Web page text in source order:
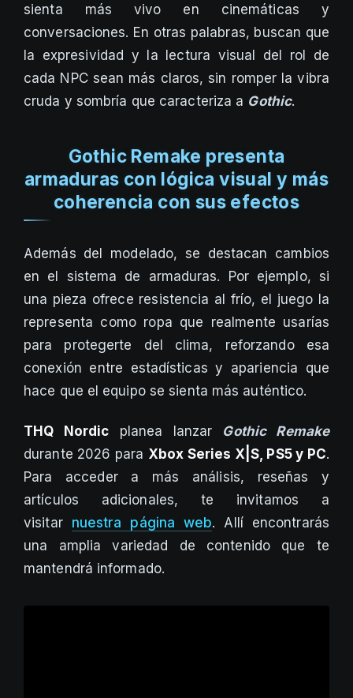
sienta más vivo en cinemáticas y
conversaciones. En otras palabras, buscan que
la expresividad y la lectura visual del rol de
cada NPC sean más claros, sin romper la vibra
cruda y sombría que caracteriza a Gothic.
Gothic Remake presenta
armaduras con lógica visual y más
coherencia con sus efectos
Además del modelado, se destacan cambios
en el sistema de armaduras. Por ejemplo, si
una pieza ofrece resistencia al frío, el juego la
representa como ropa que realmente usarías
para protegerte del clima, reforzando esa
conexión entre estadísticas y apariencia que
hace que el equipo se sienta más auténtico.
THQ Nordic planea lanzar Gothic Remake
durante 2026 para Xbox Series X|S, PS5 y PC.
Para acceder a más análisis, reseñas y
artículos adicionales, te invitamos a
visitar nuestra página web. Allí encontrarás
una amplia variedad de contenido que te
mantendrá informado.